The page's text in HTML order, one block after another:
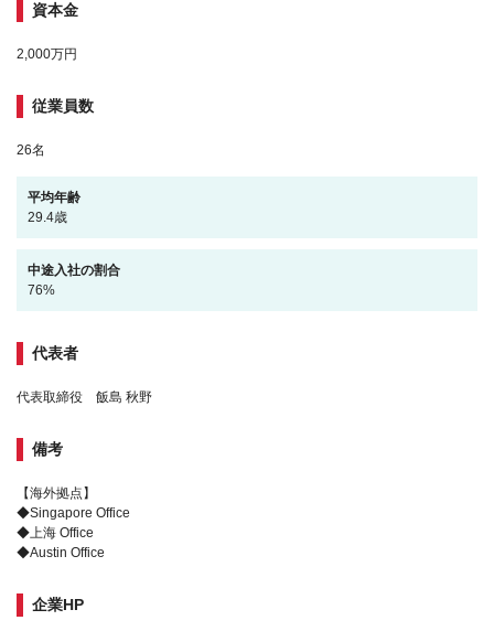
資本金
2,000万円
従業員数
26名
平均年齢
29.4歳
中途入社の割合
76%
代表者
代表取締役 飯島 秋野
備考
【海外拠点】
◆Singapore Office
◆上海 Office
◆Austin Office
企業HP